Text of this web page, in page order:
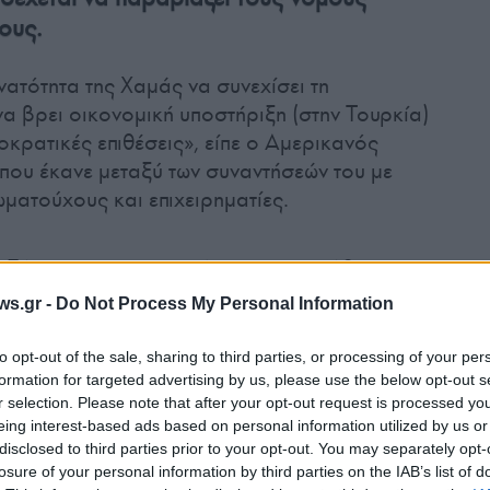
- Do Not Process My Personal Information
opt-out of the sale, sharing to third parties, or processing of your
for targeted advertising by us, please use the below opt-out
selection. Please note that after your opt-out request is processed
interest-based ads based on personal information utilized by us
to third parties prior to your opt-out. You may separately
of your personal information by third parties on the IAB’s list of
της Χαμάς να συνεχίσει τη
βρει οικονομική υποστήριξη (στην Τουρκία)
επιθέσεις», είπε ο Αμερικανός
έκανε μεταξύ των συναντήσεών του με
και επιχειρηματίες.
με τις προηγούμενες προσπάθειες της
από χορηγούς, επενδυτικά χαρτοφυλάκια,
οργανώσεις. Ακόμη και αν η Τουρκία
η παλαιστινιακή οργάνωση ενδέχεται να
, χωρίς όμως να δώσει κάποιο
αξιωματούχοι του υπενθύμισαν ότι η